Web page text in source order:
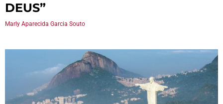
DEUS”
Marly Aparecida Garcia Souto